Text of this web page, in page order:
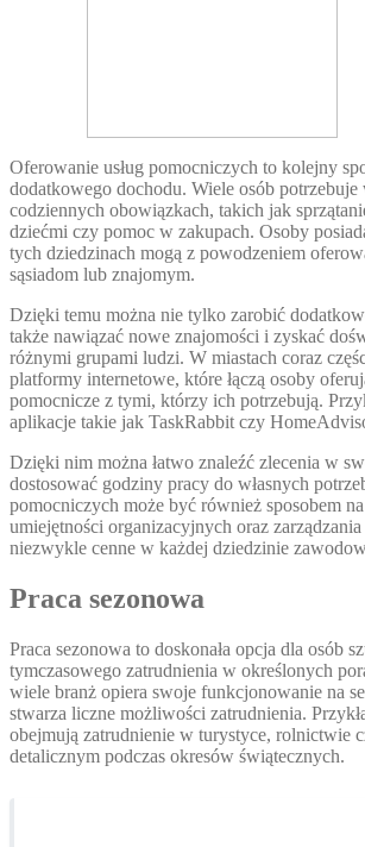
Oferowanie usług pomocniczych to kolejny
dodatkowego dochodu. Wiele osób potrzebuje
codziennych obowiązkach, takich jak
dziećmi czy pomoc w zakupach. Osoby
tych dziedzinach mogą z powodzeniem
sąsiadom lub znajomym.
Dzięki temu można nie tylko zarobić
także nawiązać nowe znajomości i zyskać
różnymi grupami ludzi. W miastach coraz
platformy internetowe, które łączą osoby
pomocnicze z tymi, którzy ich potrzebują.
aplikacje takie jak TaskRabbit czy
Dzięki nim można łatwo znaleźć zlecenia w
dostosować godziny pracy do własnych
pomocniczych może być również sposobem
umiejętności organizacyjnych oraz zarządzania
niezwykle cenne w każdej dziedzinie
Praca sezonowa
Praca sezonowa to doskonała opcja dla osób
tymczasowego zatrudnienia w określonych
wiele branż opiera swoje funkcjonowanie na
stwarza liczne możliwości zatrudnienia.
obejmują zatrudnienie w turystyce, rolnictwie
detalicznym podczas okresów świątecznych.